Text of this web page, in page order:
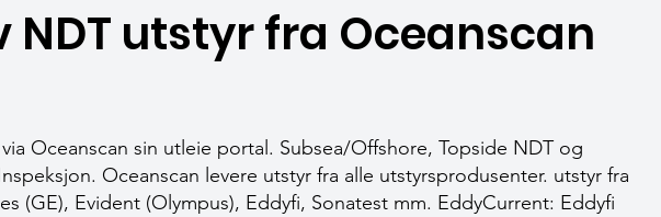
NDT utstyr fra Oceanscan
Oceanscan sin utleie portal. Subsea/Offshore, Topside NDT og
Oceanscan levere utstyr fra alle utstyrsprodusenter. utstyr fra
(GE), Evident (Olympus), Eddyfi, Sonatest mm. EddyCurrent: Eddyfi